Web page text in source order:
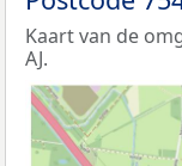
Kaart van de
AJ.